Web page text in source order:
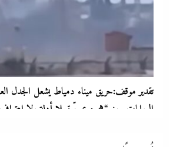
تقدير موقف:حريق ميناء دمياط يشعل الجدل
الروايات..بين “هجوم بمسيّرة بلا أدلة ولا
بدون تبرير”
29 يوليو، 2026